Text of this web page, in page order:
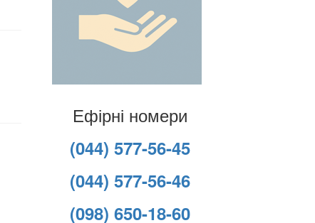
Ефірні номери
(044) 577-56-45
(044) 577-56-46
(098) 650-18-60